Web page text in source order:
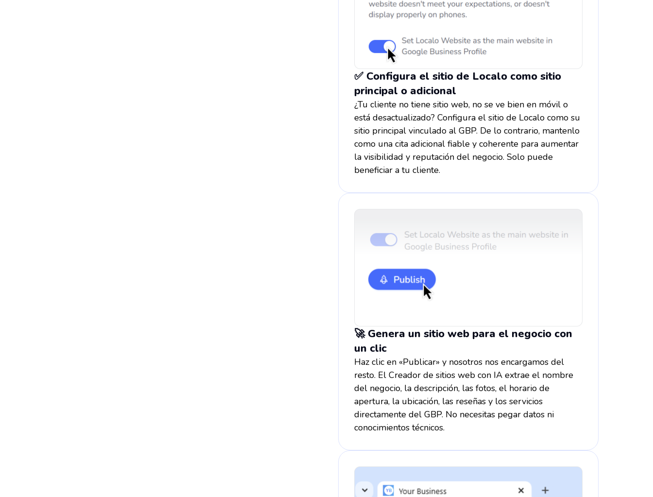
✅ Configura el sitio de Localo como sitio
principal o adicional
¿Tu cliente no tiene sitio web, no se ve bien en móvil o
está desactualizado? Configura el sitio de Localo como su
sitio principal vinculado al GBP. De lo contrario, mantenlo
como una cita adicional fiable y coherente para aumentar
la visibilidad y reputación del negocio. Solo puede
beneficiar a tu cliente.
🚀 Genera un sitio web para el negocio con
un clic
Haz clic en «Publicar» y nosotros nos encargamos del
resto. El Creador de sitios web con IA extrae el nombre
del negocio, la descripción, las fotos, el horario de
apertura, la ubicación, las reseñas y los servicios
directamente del GBP. No necesitas pegar datos ni
conocimientos técnicos.